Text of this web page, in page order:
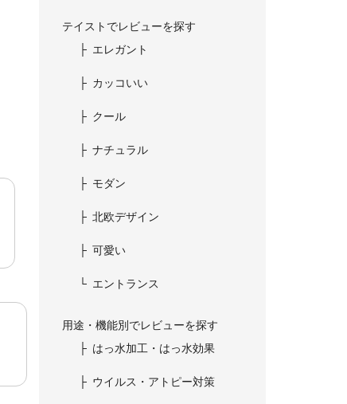
テイストでレビューを探す
エレガント
カッコいい
クール
ナチュラル
モダン
北欧デザイン
可愛い
エントランス
用途・機能別でレビューを探す
はっ水加工・はっ水効果
ウイルス・アトピー対策